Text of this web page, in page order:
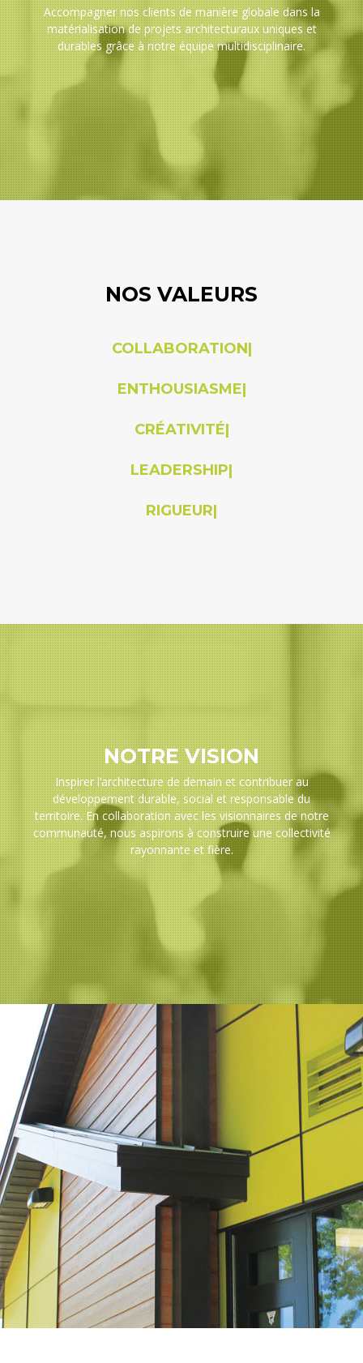
Accompagner nos clients de manière globale dans la
matérialisation de projets architecturaux uniques et
durables grâce à notre équipe multidisciplinaire.
NOS VALEURS
COLLABORATION|
ENTHOUSIASME|
CRÉATIVITÉ|
LEADERSHIP|
RIGUEUR|
NOTRE VISION
Inspirer l’architecture de demain et contribuer au
développement durable, social et responsable du
territoire. En collaboration avec les visionnaires de notre
communauté, nous aspirons à construire une collectivité
rayonnante et fière.